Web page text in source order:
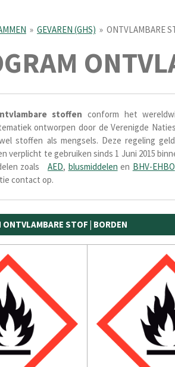
» GEVAREN (GHS) » ONTVLAMBARE
stoffen conform het
ontworpen door de Verenigde
stoffen als mengsels. Deze regeling
verplicht te gebruiken sinds 1 Juni 2015
zoals AED, blusmiddelen en BHV-EHBO
contact op.
ONTVLAMBARE STOF | BORDEN